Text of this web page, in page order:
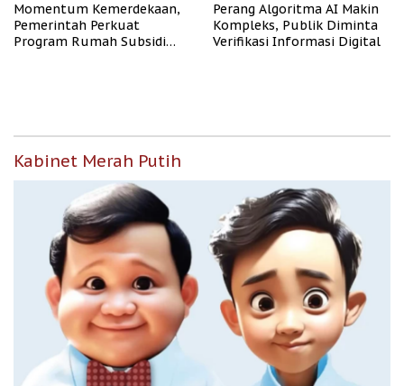
Momentum Kemerdekaan,
Pemerintah Perkuat
Program Rumah Subsidi
Perang Algoritma AI Makin
Kompleks, Publik Diminta
Verifikasi Informasi Digital
Kabinet Merah Putih